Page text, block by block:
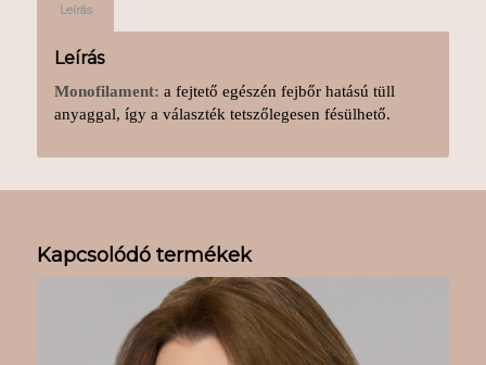
Leírás
Leírás
Monofilament: a fejtető egészén fejbőr hatású tüll
anyaggal, így a választék tetszőlegesen fésülhető.
Kapcsolódó termékek